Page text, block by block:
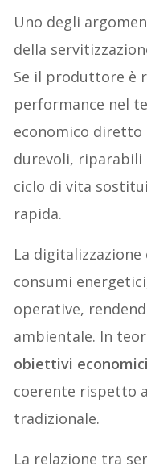
Uno degli
della
Se il produttore è
performance nel
economico
durevoli, riparabili
ciclo di vita
rapida.
La
consumi
operative,
ambientale. In
obiettivi
coerente rispetto
tradizionale.
La relazione tra